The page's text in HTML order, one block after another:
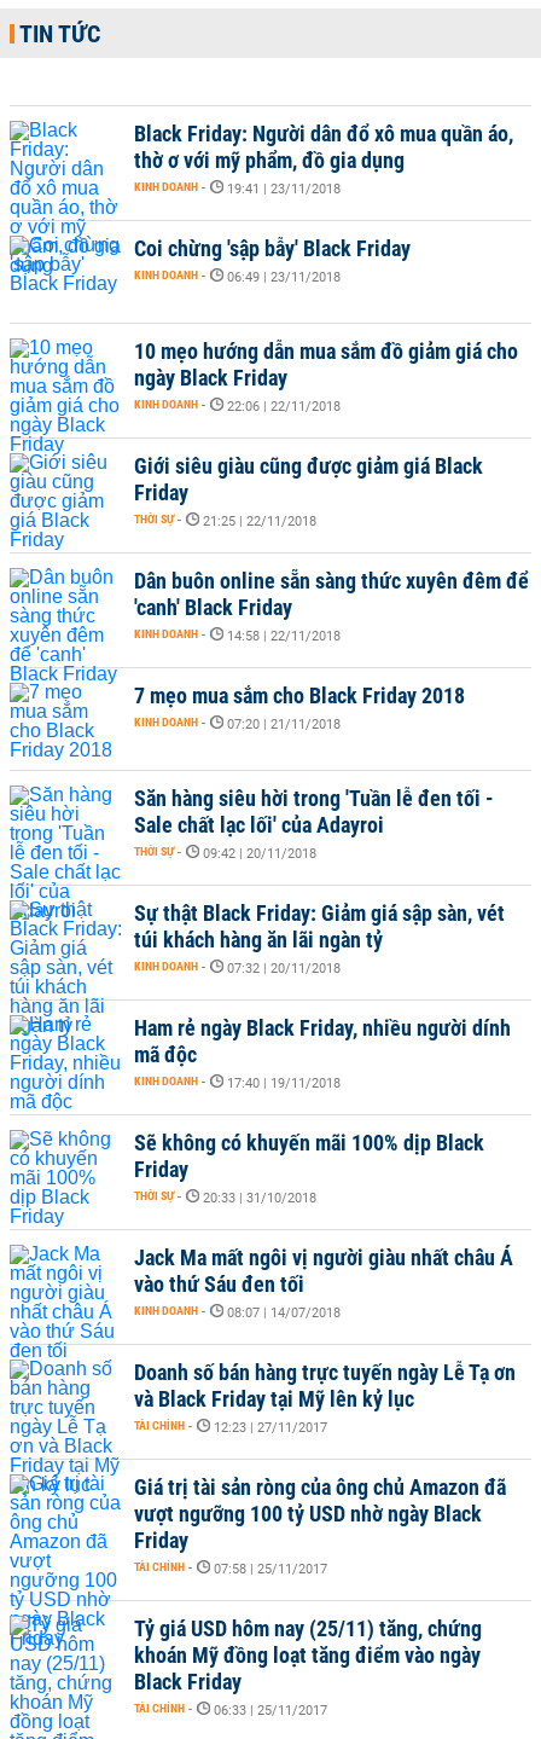
TIN TỨC
Black Friday: Người dân đổ xô mua quần áo,
thờ ơ với mỹ phẩm, đồ gia dụng
KINH DOANH - 19:41 | 23/11/2018
Coi chừng 'sập bẫy' Black Friday
KINH DOANH - 06:49 | 23/11/2018
10 mẹo hướng dẫn mua sắm đồ giảm giá cho
ngày Black Friday
KINH DOANH - 22:06 | 22/11/2018
Giới siêu giàu cũng được giảm giá Black
Friday
THỜI SỰ - 21:25 | 22/11/2018
Dân buôn online sẵn sàng thức xuyên đêm để
'canh' Black Friday
KINH DOANH - 14:58 | 22/11/2018
7 mẹo mua sắm cho Black Friday 2018
KINH DOANH - 07:20 | 21/11/2018
Săn hàng siêu hời trong 'Tuần lễ đen tối -
Sale chất lạc lối' của Adayroi
THỜI SỰ - 09:42 | 20/11/2018
Sự thật Black Friday: Giảm giá sập sàn, vét
túi khách hàng ăn lãi ngàn tỷ
KINH DOANH - 07:32 | 20/11/2018
Ham rẻ ngày Black Friday, nhiều người dính
mã độc
KINH DOANH - 17:40 | 19/11/2018
Sẽ không có khuyến mãi 100% dịp Black
Friday
THỜI SỰ - 20:33 | 31/10/2018
Jack Ma mất ngôi vị người giàu nhất châu Á
vào thứ Sáu đen tối
KINH DOANH - 08:07 | 14/07/2018
Doanh số bán hàng trực tuyến ngày Lễ Tạ ơn
và Black Friday tại Mỹ lên kỷ lục
TÀI CHÍNH - 12:23 | 27/11/2017
Giá trị tài sản ròng của ông chủ Amazon đã
vượt ngưỡng 100 tỷ USD nhờ ngày Black
Friday
TÀI CHÍNH - 07:58 | 25/11/2017
Tỷ giá USD hôm nay (25/11) tăng, chứng
khoán Mỹ đồng loạt tăng điểm vào ngày
Black Friday
TÀI CHÍNH - 06:33 | 25/11/2017